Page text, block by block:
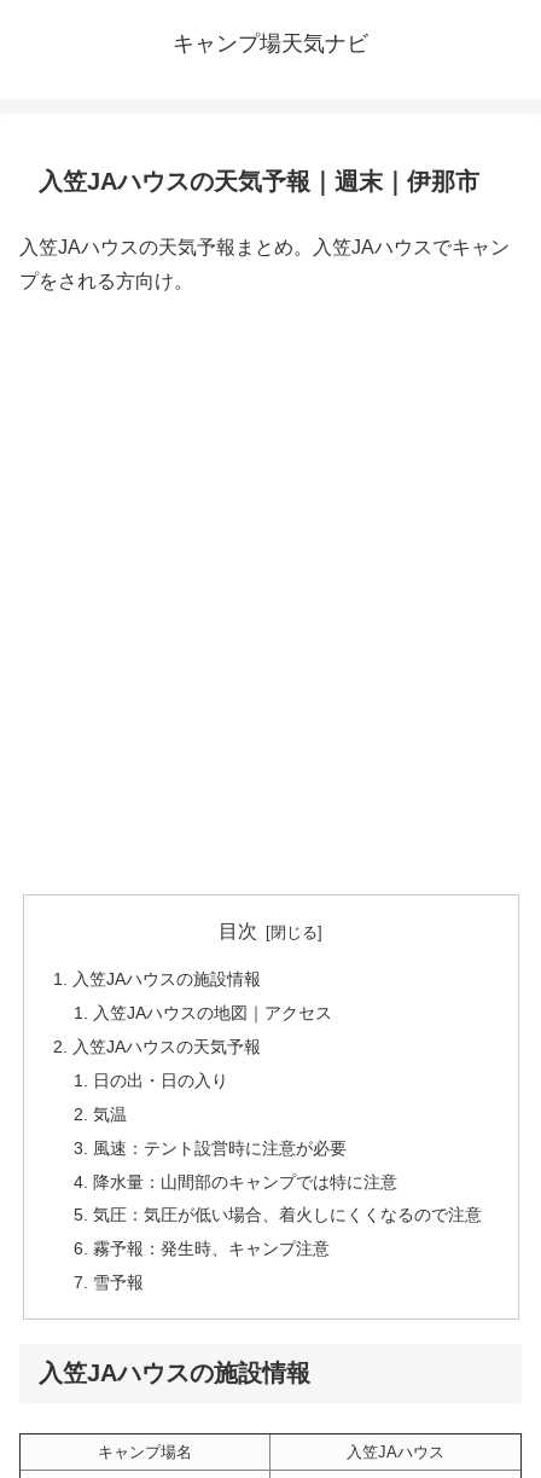
キャンプ場天気ナビ
入笠JAハウスの天気予報｜週末｜伊那市
入笠JAハウスの天気予報まとめ。入笠JAハウスでキャン
プをされる方向け。
目次
入笠JAハウスの施設情報
入笠JAハウスの地図｜アクセス
入笠JAハウスの天気予報
日の出・日の入り
気温
風速：テント設営時に注意が必要
降水量：山間部のキャンプでは特に注意
気圧：気圧が低い場合、着火しにくくなるので注意
霧予報：発生時、キャンプ注意
雪予報
入笠JAハウスの施設情報
キャンプ場名
入笠JAハウス